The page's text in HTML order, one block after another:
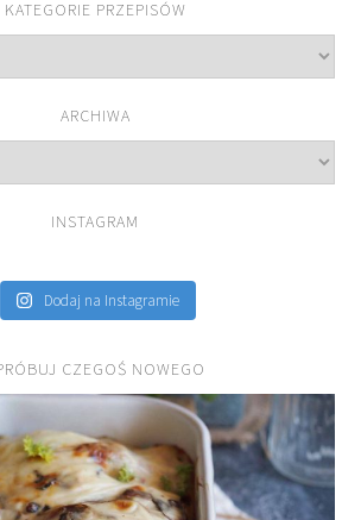
KATEGORIE PRZEPISÓW
ARCHIWA
INSTAGRAM
Dodaj na Instagramie
CZEGOŚ NOWEGO